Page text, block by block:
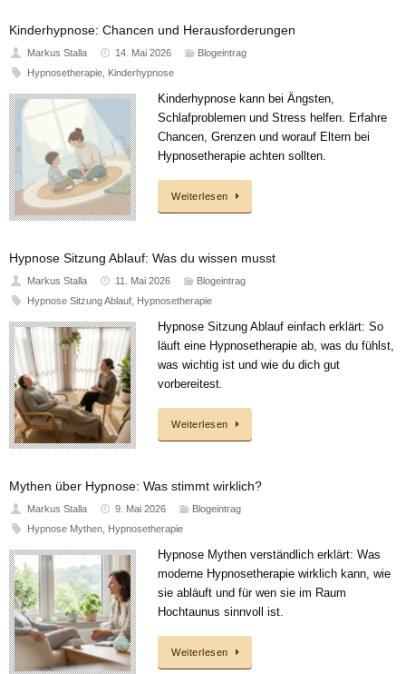
Kinderhypnose: Chancen und Herausforderungen
Markus Stalla 14. Mai 2026
Blogeintrag
Hypnosetherapie, Kinderhypnose
Kinderhypnose kann bei Ängsten,
Schlafproblemen und Stress helfen. Erfahre
Chancen, Grenzen und worauf Eltern bei
Hypnosetherapie achten sollten.
Weiterlesen
Hypnose Sitzung Ablauf: Was du wissen musst
Markus Stalla 11. Mai 2026
Blogeintrag
Hypnose Sitzung Ablauf, Hypnosetherapie
Hypnose Sitzung Ablauf einfach erklärt: So
läuft eine Hypnosetherapie ab, was du fühlst,
was wichtig ist und wie du dich gut
vorbereitest.
Weiterlesen
Mythen über Hypnose: Was stimmt wirklich?
Markus Stalla 9. Mai 2026
Blogeintrag
Hypnose Mythen, Hypnosetherapie
Hypnose Mythen verständlich erklärt: Was
moderne Hypnosetherapie wirklich kann, wie
sie abläuft und für wen sie im Raum
Hochtaunus sinnvoll ist.
Weiterlesen